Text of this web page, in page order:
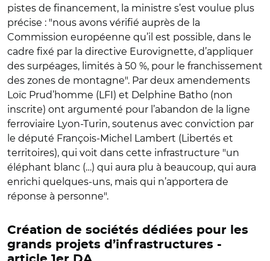
pistes de financement, la ministre s’est voulue plus
précise : "nous avons vérifié auprès de la
Commission européenne qu’il est possible, dans le
cadre fixé par la directive Eurovignette, d’appliquer
des surpéages, limités à 50 %, pour le franchissement
des zones de montagne". Par deux amendements
Loïc Prud’homme (LFI) et Delphine Batho (non
inscrite) ont argumenté pour l’abandon de la ligne
ferroviaire Lyon-Turin, soutenus avec conviction par
le député François-Michel Lambert (Libertés et
territoires), qui voit dans cette infrastructure "un
éléphant blanc (…) qui aura plu à beaucoup, qui aura
enrichi quelques-uns, mais qui n’apportera de
réponse à personne".
Création de sociétés dédiées pour les
grands projets d’infrastructures -